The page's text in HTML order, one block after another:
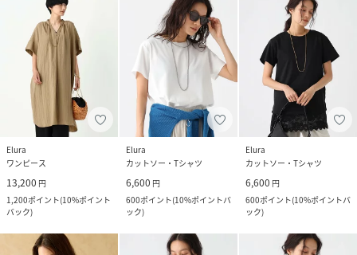
Elura
ワンピース
13,200 円
1,200ポイント(10%ポイント
バック)
Elura
カットソー・Tシャツ
6,600 円
600ポイント(10%ポイントバ
ック)
Elura
カットソー・Tシャツ
6,600 円
600ポイント(10%ポイントバ
ック)